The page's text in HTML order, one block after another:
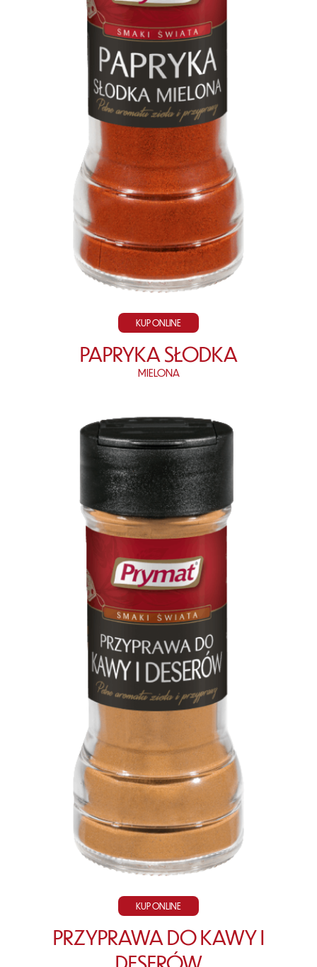
KUP ONLINE
PAPRYKA SŁODKA
MIELONA
KUP ONLINE
PRZYPRAWA DO KAWY I